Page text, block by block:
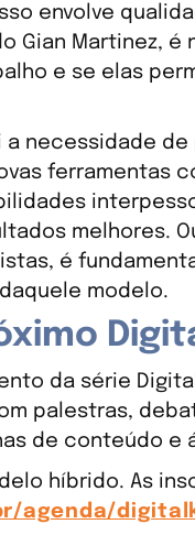
envolve
Gian Martinez, é
e se elas
necessidade de
ferramentas
melhores.
é
modelo.
da série
palestras,
de conteúdo e
híbrido. As
agenda/